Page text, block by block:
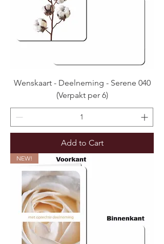
Wenskaart - Deelneming - Serene 040
(Verpakt per 6)
Add to Cart
NEW!